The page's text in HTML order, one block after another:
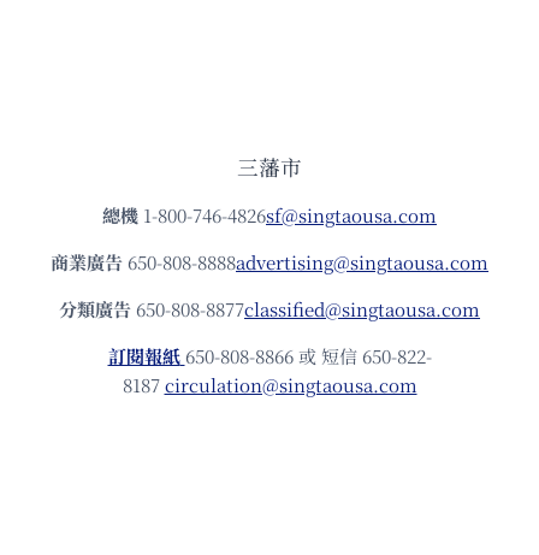
三藩市
總機 1-800-746-4826sf@singtaousa.com
商業廣告 650-808-8888advertising@singtaousa.com
分類廣告 650-808-8877classified@singtaousa.com
訂閱報紙 650-808-8866 或 短信 650-822-
8187circulation@singtaousa.com